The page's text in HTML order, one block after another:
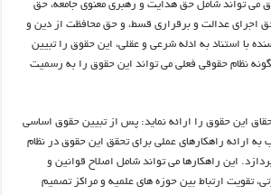
می تواند شامل حق هدایت و رهبری معنوی جامعه، حق
حق اجرای عدالت و برقراری قسط، و حق محافظت از دین و
با استناد به ادله شرعی و عقلی، این حقوق را تبیین
نظام حقوقی فعلی می تواند این حقوق را به رسمیت
احقاق این حقوق را ارائه نماید: پس از تبیین حقوق اساسی
ارائه راهکارهای عملی برای تحقق این حقوق در نظام
این راهکارها می تواند شامل اصلاح قوانین و
تقویت ارتباط بین حوزه های علمیه و مراکز تصمیم